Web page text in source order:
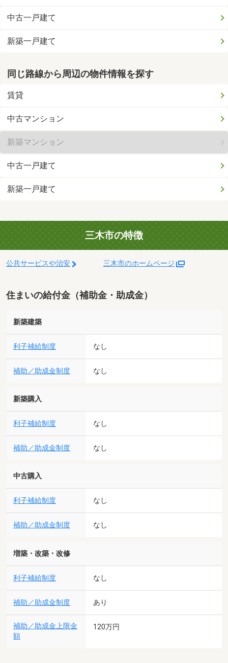
中古一戸建て
新築一戸建て
同じ路線から周辺の物件情報を探す
賃貸
中古マンション
新築マンション
中古一戸建て
新築一戸建て
三木市の特徴
公共サービスや治安 三木市のホームページ
住まいの給付金（補助金・助成金）
新築建築
利子補給制度 なし
補助／助成金制度 なし
新築購入
利子補給制度 なし
補助／助成金制度 なし
中古購入
利子補給制度 なし
補助／助成金制度 なし
増築・改築・改修
利子補給制度 なし
補助／助成金制度 あり
補助／助成金上限金
額
120万円